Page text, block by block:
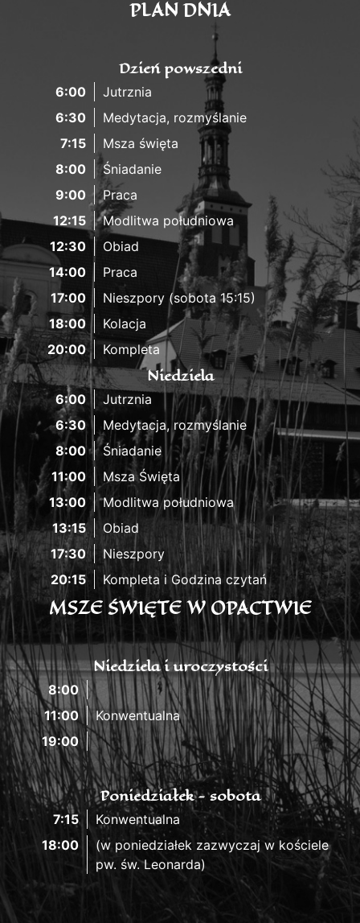
PLAN DNIA
Dzień powszedni
6:00
Jutrznia
6:30
Medytacja, rozmyślanie
7:15
Msza święta
8:00
Śniadanie
9:00
Praca
12:15
Modlitwa południowa
12:30
Obiad
14:00
Praca
17:00
Nieszpory (sobota 15:15)
18:00
Kolacja
20:00
Kompleta
Niedziela
6:00
Jutrznia
6:30
Medytacja, rozmyślanie
8:00
Śniadanie
11:00
Msza Święta
13:00
Modlitwa południowa
13:15
Obiad
17:30
Nieszpory
20:15
Kompleta i Godzina czytań
MSZE ŚWIĘTE W OPACTWIE
Niedziela i uroczystości
8:00
11:00
Konwentualna
19:00
Poniedziałek - sobota
7:15
Konwentualna
18:00
(w poniedziałek zazwyczaj w kościele
pw. św. Leonarda)